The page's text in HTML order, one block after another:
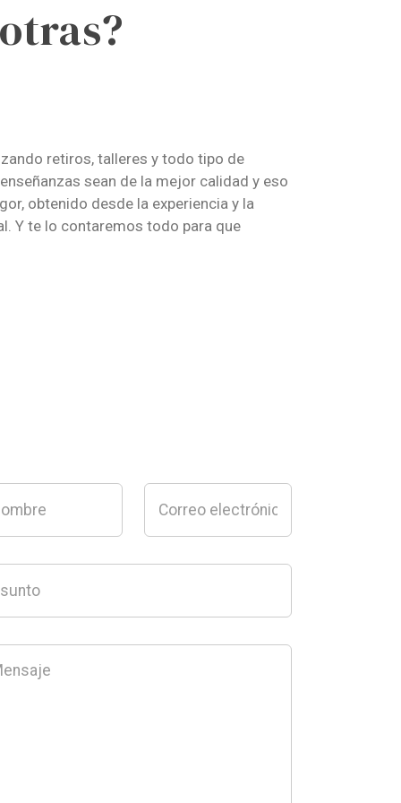
retiros, talleres y todo tipo de
sean de la mejor calidad y eso
obtenido desde la experiencia y la
Y te lo contaremos todo para que